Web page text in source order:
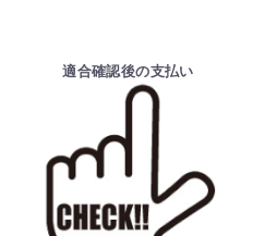
適合確認後の支払い